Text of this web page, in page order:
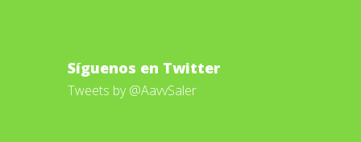
Síguenos en Twitter
Tweets by @AavvSaler